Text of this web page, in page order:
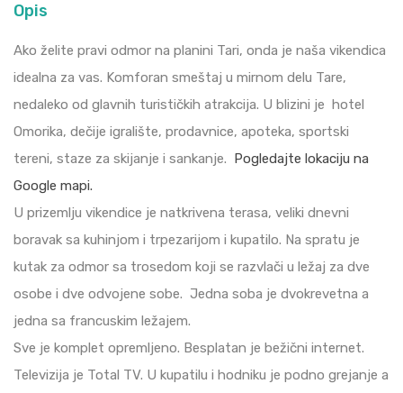
Opis
Ako želite pravi odmor na planini Tari, onda je naša vikendica
idealna za vas. Komforan smeštaj u mirnom delu Tare,
nedaleko od glavnih turističkih atrakcija. U blizini je hotel
Omorika, dečije igralište, prodavnice, apoteka, sportski
tereni, staze za skijanje i sankanje. Pogledajte lokaciju na
Google mapi.
U prizemlju vikendice je natkrivena terasa, veliki dnevni
boravak sa kuhinjom i trpezarijom i kupatilo. Na spratu je
kutak za odmor sa trosedom koji se razvlači u ležaj za dve
osobe i dve odvojene sobe. Jedna soba je dvokrevetna a
jedna sa francuskim ležajem.
Sve je komplet opremljeno. Besplatan je bežični internet.
Televizija je Total TV. U kupatilu i hodniku je podno grejanje a